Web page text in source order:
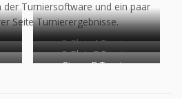
der Turniersoftware und ein paar
Seite Turnierergebnisse.
2. Platz A Turnier
2. Platz B Turnier
Sieger D Turnier